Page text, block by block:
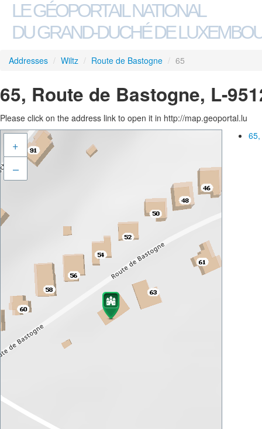
LE GÉOPORTAIL NATIONAL
DU GRAND-DUCHÉ DE
Addresses / Wiltz / Route de Bastogne / 65
65, Route de Bastogne, L-
Please click on the address link to open it in http://map.geoportal.lu
+
–